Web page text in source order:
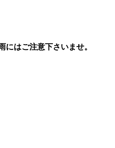
はご注意下さいませ。